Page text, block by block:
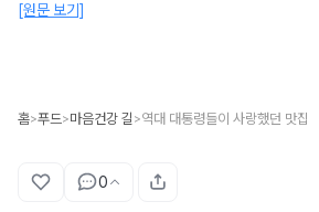
[원문 보기]
홈>푸드>마음건강 길 >역대 대통령들이 사랑했던 맛집
0